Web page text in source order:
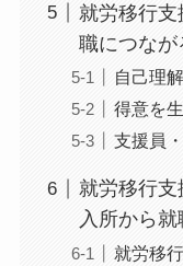
就労移行
職につなが
自己理
得意を
支援員
就労移行支
入所から
就労移